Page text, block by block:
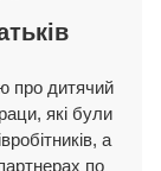
про дитячий
які були
а
по